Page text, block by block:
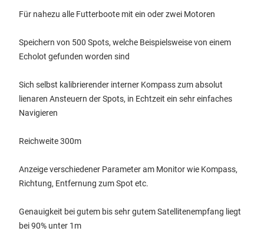
Für nahezu alle Futterboote mit ein oder zwei Motoren
Speichern von 500 Spots, welche Beispielsweise von einem
Echolot gefunden worden sind
Sich selbst kalibrierender interner Kompass zum absolut
lienaren Ansteuern der Spots, in Echtzeit ein sehr einfaches
Navigieren
Reichweite 300m
Anzeige verschiedener Parameter am Monitor wie Kompass,
Richtung, Entfernung zum Spot etc.
Genauigkeit bei gutem bis sehr gutem Satellitenempfang liegt
bei 90% unter 1m